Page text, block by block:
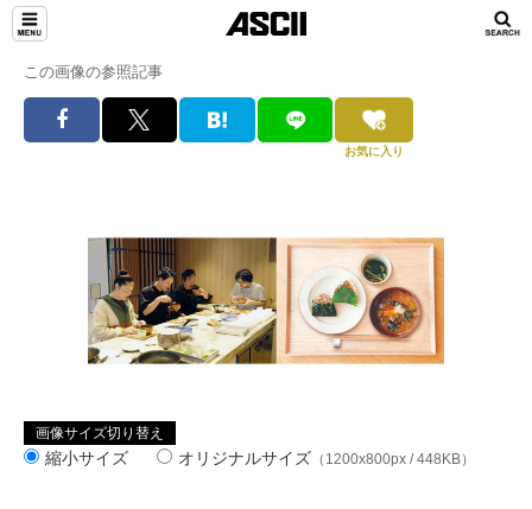
この画像の参照記事
お気に入り
画像サイズ切り替え
縮小サイズ オリジナルサイズ （1200x800px / 448KB）